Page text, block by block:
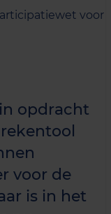
voor
opdracht
voor de
is in het